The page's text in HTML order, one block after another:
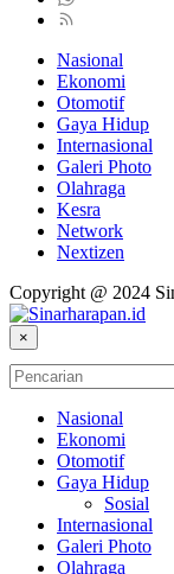
Nasional
Ekonomi
Otomotif
Gaya Hidup
Internasional
Galeri Photo
Olahraga
Kesra
Network
Nextizen
Copyright @ 2024
×
Nasional
Ekonomi
Otomotif
Gaya Hidup
Sosial
Internasional
Galeri Photo
Olahraga